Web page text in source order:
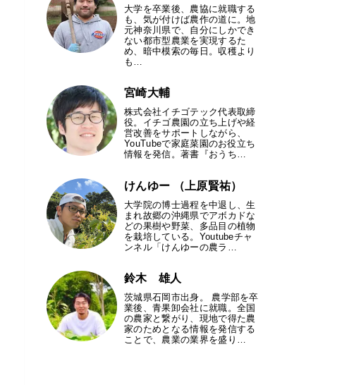
大学を卒業後、農協に就職する
も、気が付けば農作の道に。地
元神奈川県で、自分にしかでき
ない都市型農業を実現するた
め、暗中模索の毎日。収穫より
も…
宮崎大輔
株式会社イチゴテック代表取締
役。イチゴ農園の立ち上げや経
営改善をサポートしながら、
YouTubeで家庭菜園のお役立ち
情報を発信。著書『おうち…
けんゆー （上原賢祐）
大学院の博士過程を中退し、生
まれ故郷の沖縄県でアボカドな
どの果樹や野菜、多品目の植物
を栽培している。Youtubeチャ
ンネル「けんゆーの農ラ…
鈴木 雄人
茨城県石岡市出身。 農学部を卒
業後、青果卸会社に就職。全国
の農家と繋がり、現地で得た農
家のためとなる情報を発信する
ことで、農業の業界を盛り…